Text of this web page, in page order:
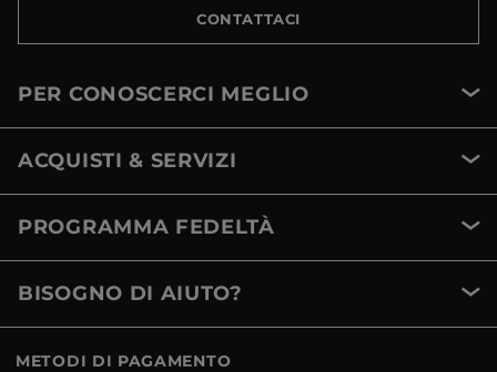
CONTATTACI
PER CONOSCERCI MEGLIO
ACQUISTI & SERVIZI
PROGRAMMA FEDELTÀ
BISOGNO DI AIUTO?
METODI DI PAGAMENTO